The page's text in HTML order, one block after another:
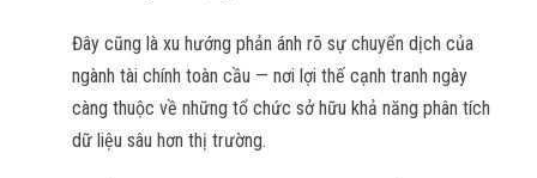
Đây cũng là xu hướng phản ánh rõ sự chuyển dịch của
ngành tài chính toàn cầu — nơi lợi thế cạnh tranh ngày
càng thuộc về những tổ chức sở hữu khả năng phân tích
dữ liệu sâu hơn thị trường.